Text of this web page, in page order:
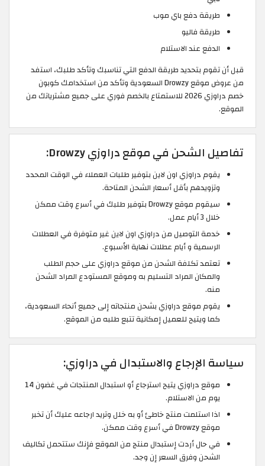
طريقة دفع باي موب
طريقة فاليو
الدفع عند الاستلام
قبل أن تقوم بتحديد طريقة الدفع التي تناسبك وتأكد طلبك، استفد
من عروض موقع Drowzy السعودية وتأكد من استخدامك كوبون
خصم دراوزي 2026 للاستمتاع بالخصم فوري على جميع مشترياتك من
الموقع.
تفاصيل الشحن في موقع دراوزي Drowzy:
يقوم دراوزي اون لاين بتوفير طلبات العملاء في الوقت المحدد
وتزويدهم بأقل أسعار الشحن المتاحة.
سيقوم موقع Drowzy بتوفير طلبك في أسرع وقت ممكن
خلال 3 أيام عمل.
خدمة التوصيل من دراوزي اون لاين غير متوفرة في العطلات
الرسمية و أيام عطلات نهاية الأسبوع.
تعتمد تكلفة الشحن من موقع دراوزي على حجم الطلب
والمكان المراد التسليم به وموقع المستودع المراد الشحن
منه.
يقوم موقع دراوزي بشحن منتجاته إلى جميع أنحاء السعودية،
كما ويتيح للعميل إمكانية تتبع طلبه من الموقع.
سياسة الإرجاع والاستبدال في دراوزي:
موقع دراوزي يتيح استرجاع أو استبدال المنتجات في غضون 14
يوم من الاستلام.
اذا استلمت منتج خاطئ أو به خلل وتريد ارجاعه عليك أن تخبر
موقع Drowzy في أسرع وقت ممكن.
في حال أردت إستبدال منتج من الموقع فإنك ستتحمل تكاليف
الشحن وفرق السعر إن وجد.